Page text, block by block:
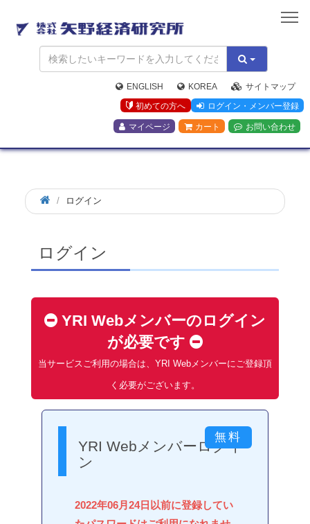
矢
野
経
済
研
究
所
ENGLISH KOREA
サイトマップ
初めての方へ
ログイン・メンバー登録
マイページ カート お問い合わせ
ログイン
ログイン
YRI Webメンバーのログイン
が必要です
当サービスご利用の場合は、YRI Webメンバーにご登録頂
く必要がございます。
YRI Webメンバーログイ
ン
2022年06月24日以前に登録してい